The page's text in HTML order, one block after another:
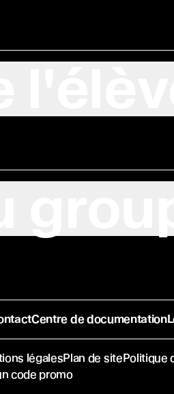
Centre de documentation
légalesPlan de site Politique
code promo